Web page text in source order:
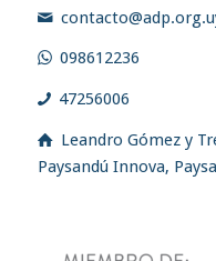
098612236
47256006
Leandro Gómez y
Paysandú Innova,